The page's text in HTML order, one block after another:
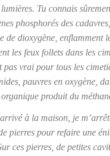
Tu connais
phos­pho­rés des
de dioxy­gène, enflamment
les feux fol­lets dans les
pas vrai pour tous les
pauvres en oxy­gène,
pro­duit du
à la mai­son, je
pierres pour refaire une
ces pierres, de petites